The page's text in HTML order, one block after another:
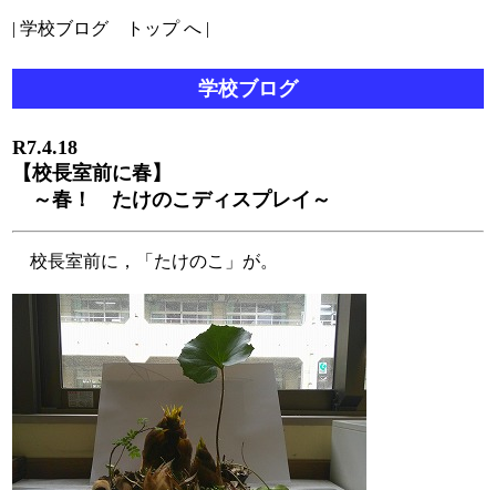
|学校ブログ トップ へ |
学校ブログ
R7.4.18
【校長室前に春】
～春！ たけのこディスプレイ～
校長室前に，「たけのこ」が。